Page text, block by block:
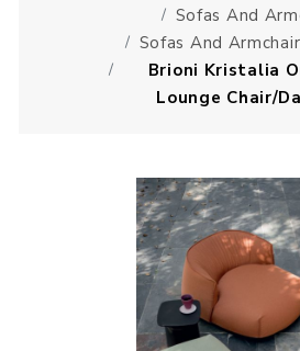
Sofas And
Sofas And
Brioni Kristalia
Lounge Chair/